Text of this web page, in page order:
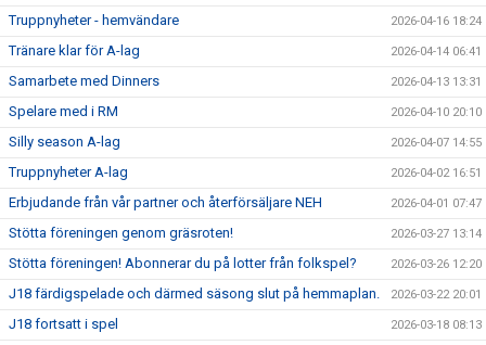
Truppnyheter - hemvändare 2026-04-16 18:24
Tränare klar för A-lag 2026-04-14 06:41
Samarbete med Dinners 2026-04-13 13:31
Spelare med i RM 2026-04-10 20:10
Silly season A-lag 2026-04-07 14:55
Truppnyheter A-lag 2026-04-02 16:51
Erbjudande från vår partner och återförsäljare NEH 2026-04-01 07:47
Stötta föreningen genom gräsroten! 2026-03-27 13:14
Stötta föreningen! Abonnerar du på lotter från folkspel? 2026-03-26 12:20
J18 färdigspelade och därmed säsong slut på hemmaplan. 2026-03-22 20:01
J18 fortsatt i spel 2026-03-18 08:13